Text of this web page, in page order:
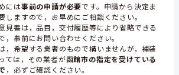
には事前の申請が必要です。申請から決定ま
しますので，お早めにご相談ください。
見書は，品目，交付履歴等により省略できる
，事前にお問い合わせください。
，希望する業者のもので構いませんが，補装
ては，その業者が函館市の指定を受けている
，必ずご確認ください。